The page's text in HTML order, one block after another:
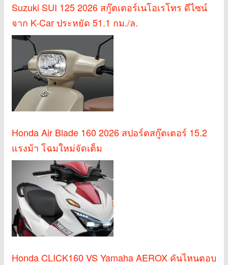
Suzuki SUI 125 2026 สกู๊ตเตอร์เนโอเรโทร ดีไซน์
จาก K-Car ประหยัด 51.1 กม./ล.
Honda Air Blade 160 2026 สปอร์ตสกู๊ตเตอร์ 15.2
แรงม้า โฉมใหม่จัดเต็ม
Honda CLICK160 VS Yamaha AEROX คันไหนตอบ